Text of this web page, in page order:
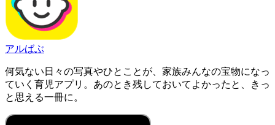
アルばぶ
何気ない日々の写真やひとことが、家族みんなの宝物になっ
ていく育児アプリ。あのとき残しておいてよかったと、きっ
と思える一冊に。